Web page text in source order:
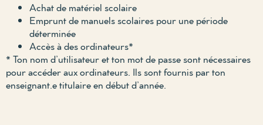
Achat de matériel scolaire
Emprunt de manuels scolaires pour une période
déterminée
Accès à des ordinateurs*
* Ton nom d’utilisateur et ton mot de passe sont nécessaires
pour accéder aux ordinateurs. Ils sont fournis par ton
enseignant.e titulaire en début d’année.